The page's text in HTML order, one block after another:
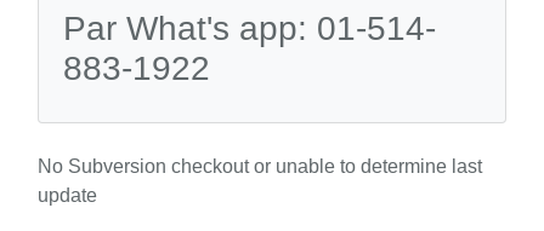
Par What's app: 01-514-
883-1922
No Subversion checkout or unable to determine last
update